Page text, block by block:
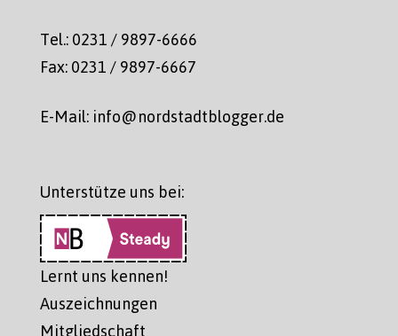
Tel.: 0231 / 9897-6666
Fax: 0231 / 9897-6667
E-Mail: info@nordstadtblogger.de
Unterstütze uns bei:
Lernt uns kennen!
Auszeichnungen
Mitgliedschaft